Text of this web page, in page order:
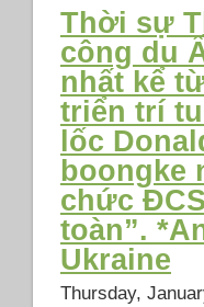
Thời sự
công du
nhất kể
triển trí
lốc
boongke
chức
toàn”.
Ukraine
Thursday,